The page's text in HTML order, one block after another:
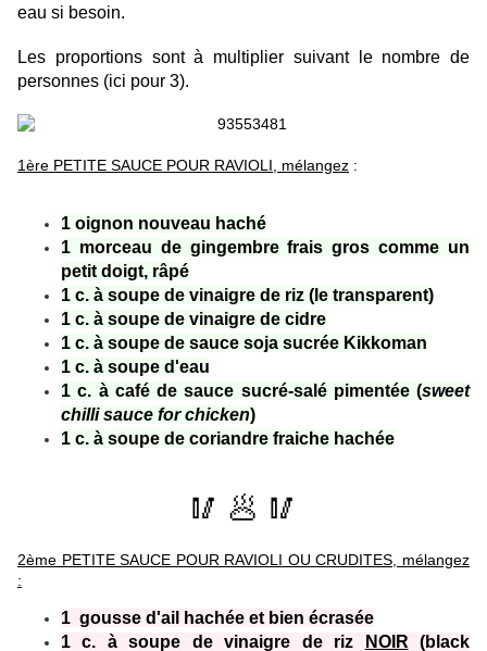
eau si besoin.
Les proportions sont à multiplier suivant le nombre de
personnes (ici pour 3).
1ère PETITE SAUCE POUR RAVIOLI, mélangez :
1 oignon nouveau haché
1 morceau de gingembre frais gros comme un
petit doigt, râpé
1 c. à soupe de vinaigre de riz (le transparent)
1 c. à soupe de vinaigre de cidre
1 c. à soupe de sauce soja sucrée Kikkoman
1 c. à soupe d'eau
1 c. à café de sauce sucré-salé pimentée (sweet
chilli sauce for chicken)
1 c. à soupe de coriandre fraiche hachée
🥢 🥟 🥢
2ème PETITE SAUCE POUR RAVIOLI OU CRUDITES, mélangez
:
1 gousse d'ail hachée et bien écrasée
1 c. à soupe de vinaigre de riz
NOIR (black